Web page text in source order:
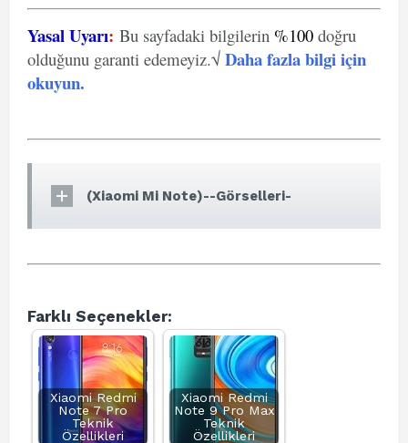
Yasal Uyarı: Bu sayfadaki bilgilerin %100 doğru
olduğunu garanti edemeyiz.√ Daha fazla bilgi için
okuyun.
(Xiaomi Mi Note)--Görselleri-
Farklı Seçenekler:
Xiaomi Redmi
Note 7 Pro
Teknik
Özellikleri
Xiaomi Redmi
Note 9 Pro Max
Teknik
Özellikleri